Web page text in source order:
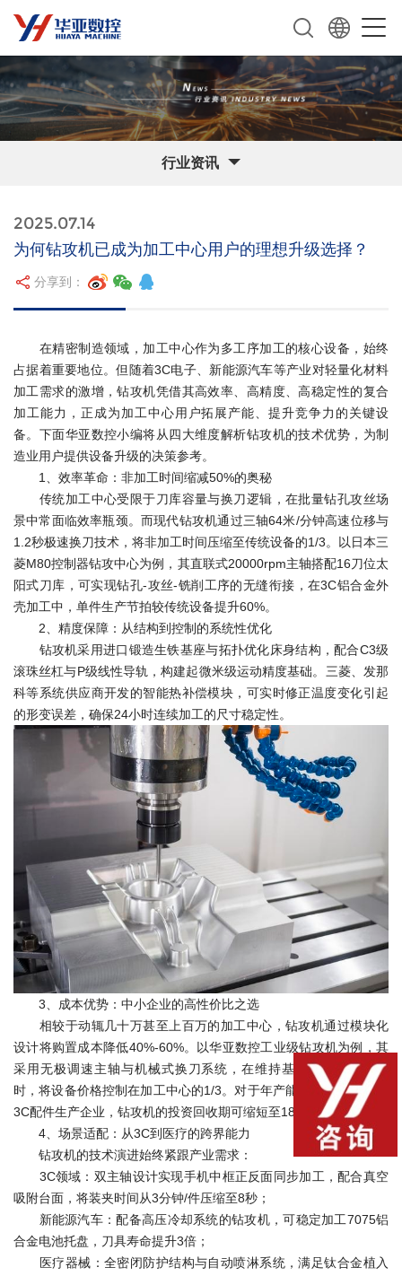
行业资讯
2025.07.14
为何钻攻机已成为加工中心用户的理想升级选择？
分享到：
在精密制造领域，加工中心作为多工序加工的核心设备，始终
占据着重要地位。但随着3C电子、新能源汽车等产业对轻量化材料
加工需求的激增，钻攻机凭借其高效率、高精度、高稳定性的复合
加工能力，正成为加工中心用户拓展产能、提升竞争力的关键设
备。下面华亚数控小编将从四大维度解析钻攻机的技术优势，为制
造业用户提供设备升级的决策参考。
1、效率革命：非加工时间缩减50%的奥秘
传统加工中心受限于刀库容量与换刀逻辑，在批量钻孔攻丝场
景中常面临效率瓶颈。而现代钻攻机通过三轴64米/分钟高速位移与
1.2秒极速换刀技术，将非加工时间压缩至传统设备的1/3。以日本三
菱M80控制器钻攻中心为例，其直联式20000rpm主轴搭配16刀位太
阳式刀库，可实现钻孔-攻丝-铣削工序的无缝衔接，在3C铝合金外
壳加工中，单件生产节拍较传统设备提升60%。
2、精度保障：从结构到控制的系统性优化
钻攻机采用进口锻造生铁基座与拓扑优化床身结构，配合C3级
滚珠丝杠与P级线性导轨，构建起微米级运动精度基础。三菱、发那
科等系统供应商开发的智能热补偿模块，可实时修正温度变化引起
的形变误差，确保24小时连续加工的尺寸稳定性。
3、成本优势：中小企业的高性价比之选
相较于动辄几十万甚至上百万的加工中心，钻攻机通过模块化
设计将购置成本降低40%-60%。以华亚数控工业级钻攻机为例，其
采用无极调速主轴与机械式换刀系统，在维持基础加工精度的同
时，将设备价格控制在加工中心的1/3。对于年产能在10万件以下的
3C配件生产企业，钻攻机的投资回收期可缩短至18个月以内。
4、场景适配：从3C到医疗的跨界能力
钻攻机的技术演进始终紧跟产业需求：
3C领域：双主轴设计实现手机中框正反面同步加工，配合真空
吸附台面，将装夹时间从3分钟/件压缩至8秒；
新能源汽车：配备高压冷却系统的钻攻机，可稳定加工7075铝
合金电池托盘，刀具寿命提升3倍；
医疗器械：全密闭防护结构与自动喷淋系统，满足钛合金植入